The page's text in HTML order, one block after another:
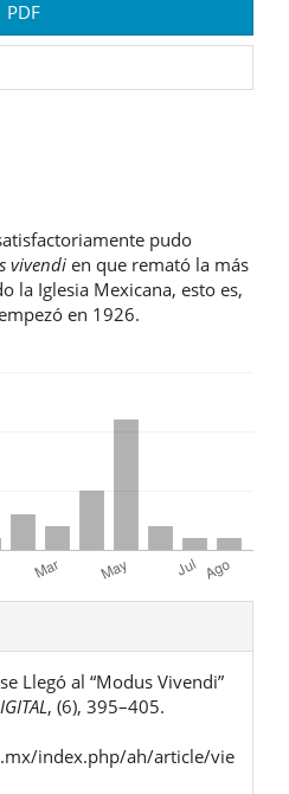
PDF
pudo
vivendien que remató la más
la Iglesia Mexicana, esto es,
en 1926.
Llegó al “Modus Vivendi”
, (6), 395–405.
index.php/ah/article/vie